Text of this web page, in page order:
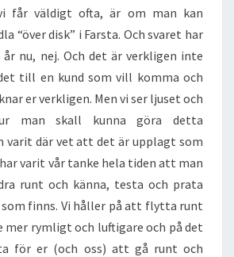
får väldigt ofta, är om man kan
“över disk” i Farsta. Och svaret har
nu, nej. Och det är verkligen inte
till en kund som vill komma och
er verkligen. Men vi ser ljuset och
man skall kunna göra detta
varit där vet att det är upplagt som
varit vår tanke hela tiden att man
runt och känna, testa och prata
finns. Vi håller på att flytta runt
rymligt och luftigare och på det
för er (och oss) att gå runt och